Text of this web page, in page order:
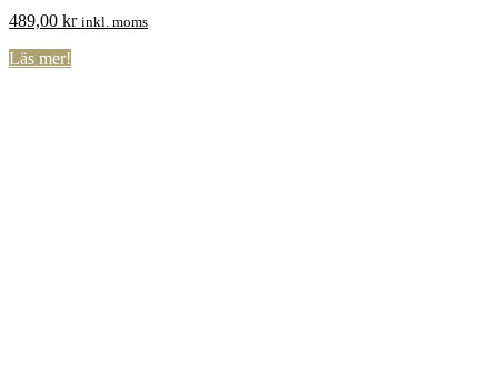
489,00 kr inkl. moms
Läs mer!